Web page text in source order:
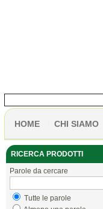
HOME CHI SIAMO
RICERCA PRODOTTI
Parole da cercare
Tutte le parole